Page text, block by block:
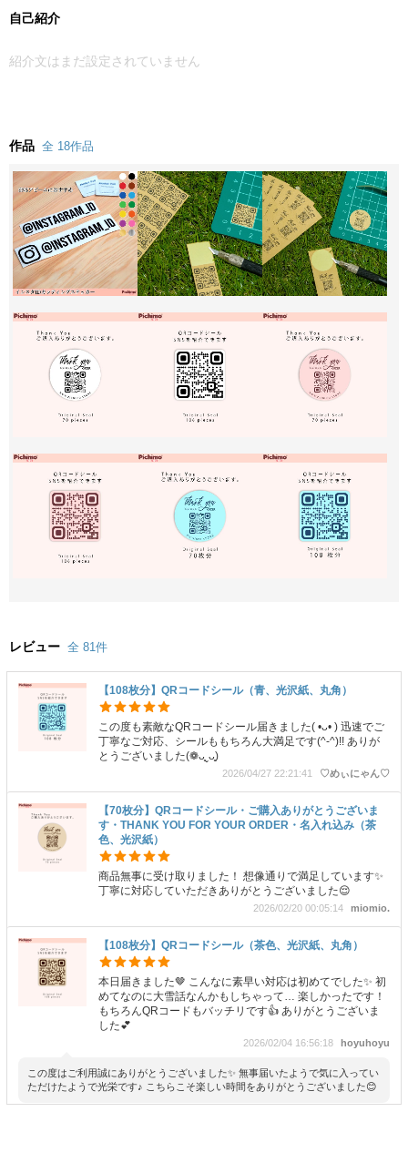
自己紹介
紹介文はまだ設定されていません
作品 全 18作品
レビュー 全 81件
【108枚分】QRコードシール（青、光沢紙、丸角）
この度も素敵なQRコードシール届きました( •ᴗ• ) 迅速でご
丁寧なご対応、シールももちろん大満足です(^-^)!! ありが
とうございました(❁ᴗ͈ˬᴗ͈)
♡めぃにゃん♡
2026/04/27 22:21:41
【70枚分】QRコードシール・ご購入ありがとうございま
す・THANK YOU FOR YOUR ORDER・名入れ込み（茶
色、光沢紙）
商品無事に受け取りました！ 想像通りで満足しています✨
丁寧に対応していただきありがとうございました😌
miomio.
2026/02/20 00:05:14
【108枚分】QRコードシール（茶色、光沢紙、丸角）
本日届きました🤎 こんなに素早い対応は初めてでした✨ 初
めてなのに大雪話なんかもしちゃって… 楽しかったです！
もちろんQRコードもバッチリです👍 ありがとうございま
した💕
hoyuhoyu
2026/02/04 16:56:18
この度はご利用誠にありがとうございました✨ 無事届いたようで気に入ってい
ただけたようで光栄です♪ こちらこそ楽しい時間をありがとうございました😊